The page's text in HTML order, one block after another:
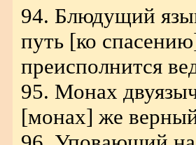
94. Блюдущий
путь [ко
преисполнится
95. Монах
[монах] же